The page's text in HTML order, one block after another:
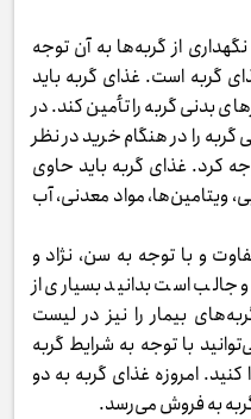
از گربه‌ها به آن توجه
گربه است. غذای گربه باید
بدنی گربه را تأمین کند. در
گربه را در هنگام خرید در نظر
کرد. غذای گربه باید حاوی
ویتامین‌ها، مواد معدنی، آب
و با توجه به سن، نژاد و
جالب است بدانید بسیاری از
بیمار را نیز در لیست
با توجه به شرایط گربه
کنید. امروزه غذای گربه به دو
به فروش می‌رسد.